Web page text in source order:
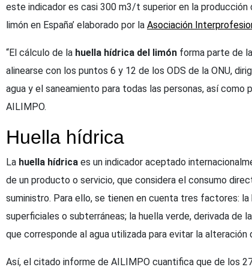
este indicador es casi 300 m3/t superior en la
limón en España’ elaborado por la Asociación
“El cálculo de la huella hídrica del limón forma parte de
alinearse con los puntos 6 y 12 de los ODS de la ONU,
agua y el saneamiento para todas las personas, así
AILIMPO.
Huella hídrica
La huella hídrica es un indicador aceptado
de un producto o servicio, que considera el consumo
suministro. Para ello, se tienen en cuenta tres factores:
superficiales o subterráneas; la huella verde, derivada de
que corresponde al agua utilizada para evitar la alteración
Así, el citado informe de AILIMPO cuantifica que de los